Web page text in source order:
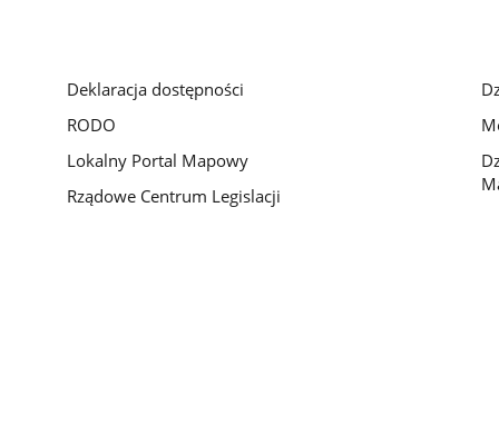
Deklaracja dostępności
RODO
Lokalny Portal Mapowy
Rządowe Centrum Legislacji